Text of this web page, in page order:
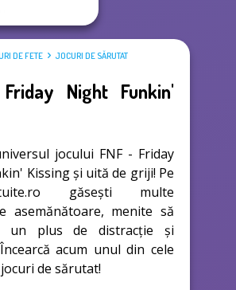
DE FETE JOCURI DE SĂRUTAT
Night Funkin'
jocului FNF - Friday
Kissing și uită de griji! Pe
găsești multe
asemănătoare, menite să
un plus de distracție și
acum unul din cele
de sărutat!